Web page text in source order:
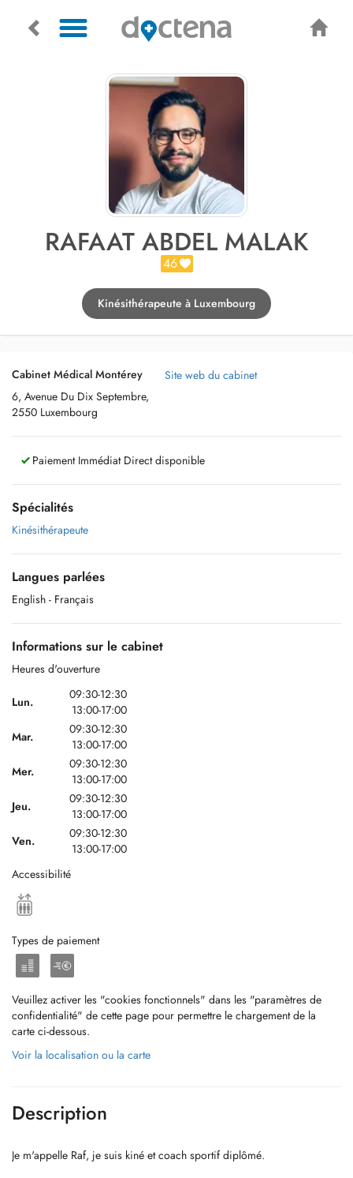
RAFAAT ABDEL MALAK
46
Kinésithérapeute à Luxembourg
Cabinet Médical Montérey
6, Avenue Du Dix Septembre,
2550 Luxembourg
Site web du cabinet
Paiement Immédiat Direct disponible
Spécialités
Kinésithérapeute
Langues parlées
English - Français
Informations sur le cabinet
Heures d'ouverture
Lun.
09:30-12:30
13:00-17:00
Mar.
09:30-12:30
13:00-17:00
Mer.
09:30-12:30
13:00-17:00
Jeu.
09:30-12:30
13:00-17:00
Ven.
09:30-12:30
13:00-17:00
Accessibilité
Types de paiement
Veuillez activer les "cookies fonctionnels" dans les "paramètres de
confidentialité" de cette page pour permettre le chargement de la
carte ci-dessous.
Voir la localisation ou la carte
Description
Je m'appelle Raf, je suis kiné et coach sportif diplômé.